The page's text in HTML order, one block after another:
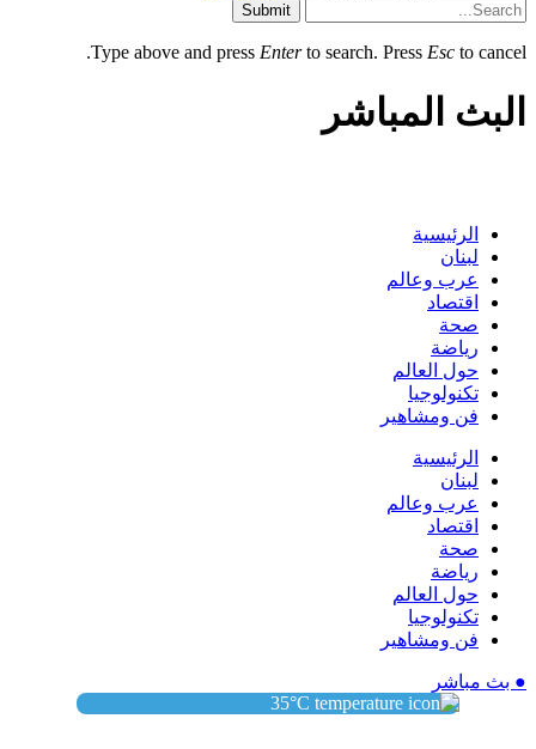
Submit
Type above and press Enterto search. Press Esc to cancel.
البث المباشر
الرئيسية
لبنان
عرب وعالم
اقتصاد
صحة
رياضة
حول العالم
تكنولوجيا
فن ومشاهير
الرئيسية
لبنان
عرب وعالم
اقتصاد
صحة
رياضة
حول العالم
تكنولوجيا
فن ومشاهير
● بث مباشر
35°C